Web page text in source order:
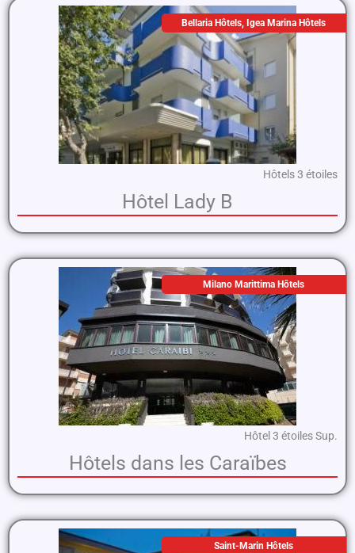
Bellaria Hôtels, Igea Marina Hôtels
Hôtels 3 étoiles
Hôtel Lady B
Milano Marittima Hôtels
Hôtel 3 étoiles Sup.
Hôtels dans les Caraïbes
Saint-Marin Hôtels